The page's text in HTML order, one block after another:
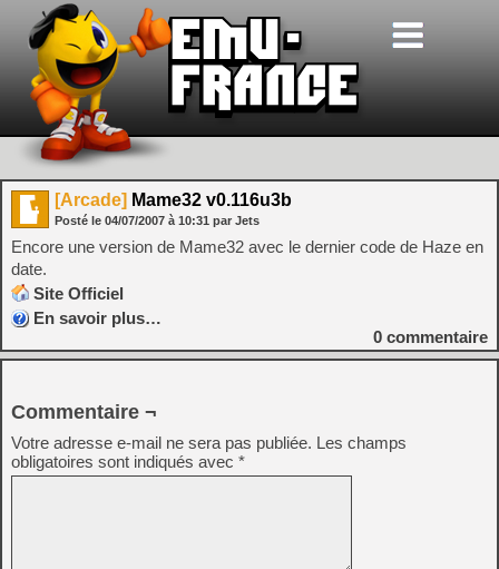
[Arcade] Mame32 v0.116u3b
Posté le 04/07/2007 à 10:31 par Jets
Encore une version de Mame32 avec le dernier code de Haze en
date.
Site Officiel
En savoir plus…
0 commentaire
Commentaire ¬
Votre adresse e-mail ne sera pas publiée. Les champs
obligatoires sont indiqués avec *